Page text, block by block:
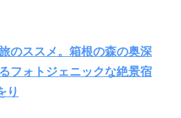
のススメ。箱根の森の奥深
フォトジェニックな絶景宿
り